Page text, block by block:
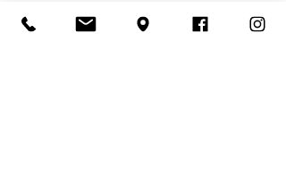
Telefon:
+49 7471 6222940